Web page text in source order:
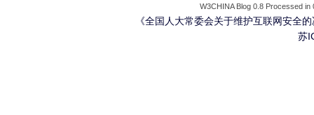
W3CHINA Blog 0.8 Processed
《全国人大常委会关于维护互联网安全
苏